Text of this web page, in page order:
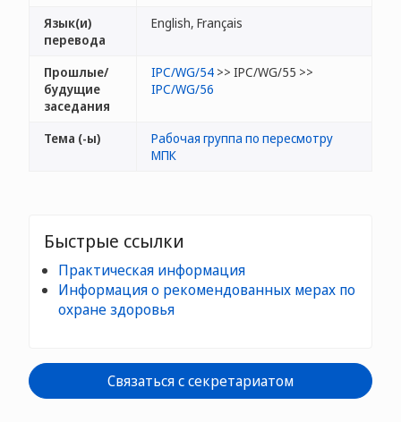
Язык(и)
перевода
English, Français
Прошлые/
будущие
заседания
IPC/WG/54 >> IPC/WG/55 >>
IPC/WG/56
Тема (-ы)
Рабочая группа по пересмотру
МПК
Быстрые ссылки
Практическая информация
Информация о рекомендованных мерах по
охране здоровья
Связаться с секретариатом